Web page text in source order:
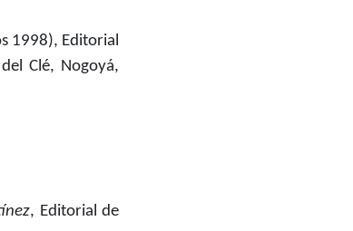
1998), Editorial
Clé, Nogoyá,
, Editorial de